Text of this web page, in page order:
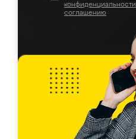
конфиденциальности
соглашению